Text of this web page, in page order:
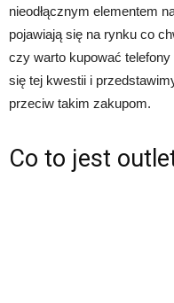
nieodłącznym elementem
pojawiają się na rynku co
czy warto kupować
się tej kwestii i
przeciw takim zakupom.
Co to jest